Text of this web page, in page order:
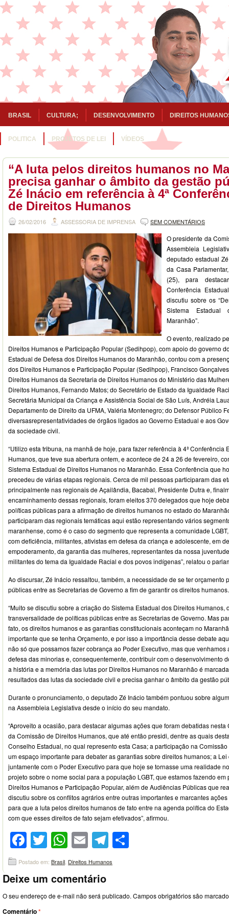
BRASIL CULTURA; DESENVOLVIMENTO DIREITOS
POLITICA PROJETOS DE LEI VÍDEOS
“A luta pelos direitos humanos no
precisa ganhar o âmbito da gestão
Zé Inácio em referência à 4ª
26/02/2016 ASSESSORIA DE IMPRENSA SEM COMENTÁRIOS
O presidente da
Assembleia
deputado estadual
da Casa
(25), para
Conferência
discutiu sobre os
Sistema
Maranhão”.
O evento, realizado
Direitos Humanos e Participação Popular (Sedihpop), com apoio do governo
Estadual de Defesa dos Direitos Humanos do Maranhão, contou com a
dos Direitos Humanos e Participação Popular (Sedihpop), Francisco
Direitos Humanos da Secretaria de Direitos Humanos do Ministério das
Direitos Humanos, Fernando Matos; do Secretário de Estado da Igualdade
Secretária Municipal da Criança e Assistência Social de São Luís, Andréia
Departamento de Direito da UFMA, Valéria Montenegro; do Defensor Público
diversasrepresentatividades de órgãos ligados ao Governo Estadual e aos
da sociedade civil.
“Utilizo esta tribuna, na manhã de hoje, para fazer referência à 4ª Conferência
Humanos, que teve sua abertura ontem, e acontece de 24 a 26 de fevereiro,
Sistema Estadual de Direitos Humanos no Maranhão. Essa Conferência que
precedeu de várias etapas regionais. Cerca de mil pessoas participaram das
principalmente nas regionais de Açailândia, Bacabal, Presidente Dutra e,
encaminhamento dessas regionais, foram eleitos 370 delegados que hoje
políticas públicas para a afirmação de direitos humanos no estado do
participaram das regionais temáticas aqui estão representando vários
maranhense, como é o caso do segmento que representa a comunidade
com deficiência, militantes, ativistas em defesa da criança e adolescente, em
empoderamento, da garantia das mulheres, representantes da nossa
militantes do tema da Igualdade Racial e dos povos indígenas”, relatou o
Ao discursar, Zé Inácio ressaltou, também, a necessidade de se ter orçamento
públicas entre as Secretarias de Governo a fim de garantir os direitos humanos.
“Muito se discutiu sobre a criação do Sistema Estadual dos Direitos Humanos,
transversalidade de políticas públicas entre as Secretarias de Governo. Mas
fato, os direitos humanos e as garantias constitucionais aconteçam no
importante que se tenha Orçamento, e por isso a importância desse debate
não só que possamos fazer cobrança ao Poder Executivo, mas que
defesa das minorias e, consequentemente, contribuir com o desenvolvimento
a história e a memória das lutas por Direitos Humanos no Maranhão é
resultados das lutas da sociedade civil e precisa ganhar o âmbito da gestão
Durante o pronunciamento, o deputado Zé Inácio também pontuou sobre
na Assembleia Legislativa desde o início do seu mandato.
“Aproveito a ocasião, para destacar algumas ações que foram debatidas
da Comissão de Direitos Humanos, que até então presidi, dentre as quais
Conselho Estadual, no qual represento esta Casa; a participação na
um espaço importante para debater as garantias sobre direitos humanos; a
juntamente com o Poder Executivo para que hoje se tornasse uma realidade
projeto sobre o nome social para a população LGBT, que estamos fazendo
Direitos Humanos e Participação Popular, além de Audiências Públicas que
discutiu sobre os conflitos agrários entre outras importantes e marcantes
para que a luta pelos direitos humanos de fato entre na agenda política do
com que esses direitos de fato sejam efetivados”, afirmou.
Facebook
Twitter
WhatsApp
EmailTelegram
Postado em: Brasil Direitos Humanos
Deixe um comentário
O seu endereço de e-mail não será publicado. Campos obrigatórios são
Comentário*